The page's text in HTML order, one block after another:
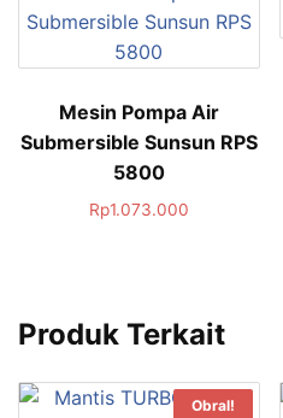
Mesin Pompa Air
Submersible Sunsun RPS
5800
Rp1.073.000
Produk Terkait
Obral!